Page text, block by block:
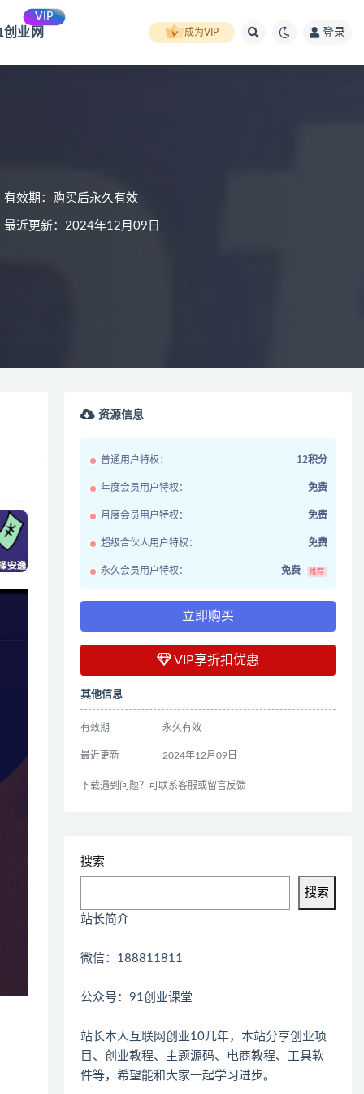
创业网
VIP
成为VIP 登录
有效期：购买后永久有效
最近更新：2024年12月09日
资源信息
普通用户特权： 12积分
年度会员用户特权： 免费
月度会员用户特权： 免费
超级合伙人用户特权： 免费
永久会员用户特权： 免费 推荐
立即购买
VIP享折扣优惠
其他信息
有效期 永久有效
最近更新 2024年12月09日
下载遇到问题？可联系客服或留言反馈
搜索
搜索
站长简介
微信：188811811
公众号：91创业课堂
站长本人互联网创业10几年，本站分享创业项
目、创业教程、主题源码、电商教程、工具软
件等，希望能和大家一起学习进步。